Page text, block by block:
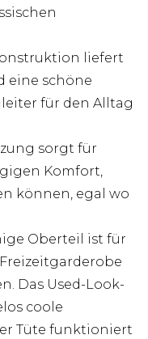
liefert
eine schöne
für den Alltag
sorgt für
Komfort,
können, egal wo
Oberteil ist für
Das Used-Look-
coole
Tüte funktioniert